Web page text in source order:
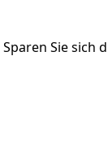
Sparen Sie sich